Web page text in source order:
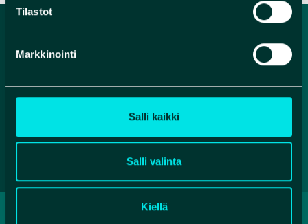
Tilastot
Markkinointi
Salli kaikki
Salli valinta
Kiellä